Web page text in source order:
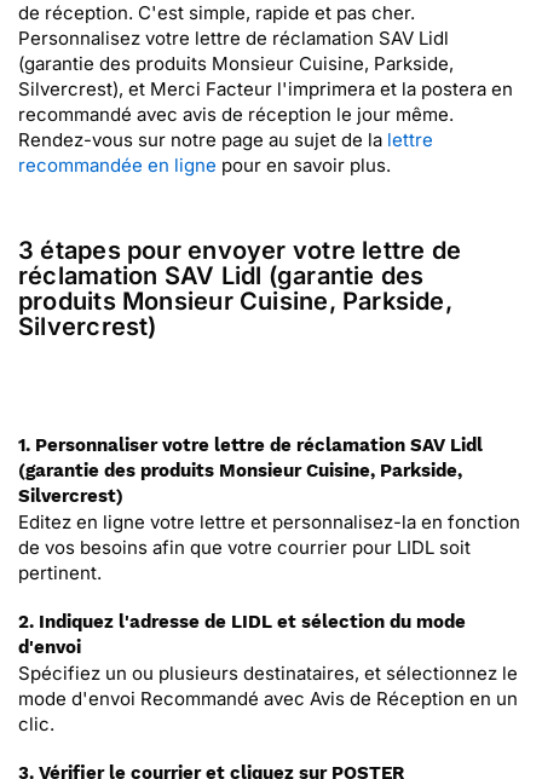
de réception. C'est simple, rapide et pas cher.
Personnalisez votre lettre de réclamation SAV Lidl
(garantie des produits Monsieur Cuisine, Parkside,
Silvercrest), et Merci Facteur l'imprimera et la postera en
recommandé avec avis de réception le jour même.
Rendez-vous sur notre page au sujet de la lettre
recommandée en ligne pour en savoir plus.
3 étapes pour envoyer votre lettre de
réclamation SAV Lidl (garantie des
produits Monsieur Cuisine, Parkside,
Silvercrest)
1. Personnaliser votre lettre de réclamation SAV Lidl
(garantie des produits Monsieur Cuisine, Parkside,
Silvercrest)
Editez en ligne votre lettre et personnalisez-la en fonction
de vos besoins afin que votre courrier pour LIDL soit
pertinent.
2. Indiquez l'adresse de LIDL et sélection du mode
d'envoi
Spécifiez un ou plusieurs destinataires, et sélectionnez le
mode d'envoi Recommandé avec Avis de Réception en un
clic.
3. Vérifier le courrier et cliquez sur POSTER